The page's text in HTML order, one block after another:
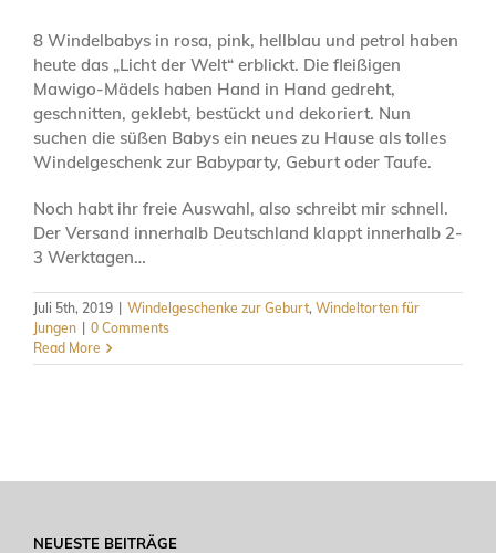
8 Windelbabys in rosa, pink, hellblau und petrol haben
heute das „Licht der Welt“ erblickt. Die fleißigen
Mawigo-Mädels haben Hand in Hand gedreht,
geschnitten, geklebt, bestückt und dekoriert. Nun
suchen die süßen Babys ein neues zu Hause als tolles
Windelgeschenk zur Babyparty, Geburt oder Taufe.
Noch habt ihr freie Auswahl, also schreibt mir schnell.
Der Versand innerhalb Deutschland klappt innerhalb 2-
3 Werktagen…
Juli 5th, 2019 | Windelgeschenke zur Geburt, Windeltorten für
Jungen | 0 Comments
Read More
NEUESTE BEITRÄGE